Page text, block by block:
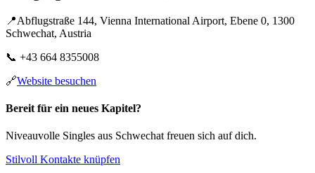
📍Abflugstraße 144, Vienna International Airport, Ebene 0, 1300
Schwechat, Austria
📞 +43 664 8355008
🔗Website besuchen
Bereit für ein neues Kapitel?
Niveauvolle Singles aus Schwechat freuen sich auf dich.
Stilvoll Kontakte knüpfen